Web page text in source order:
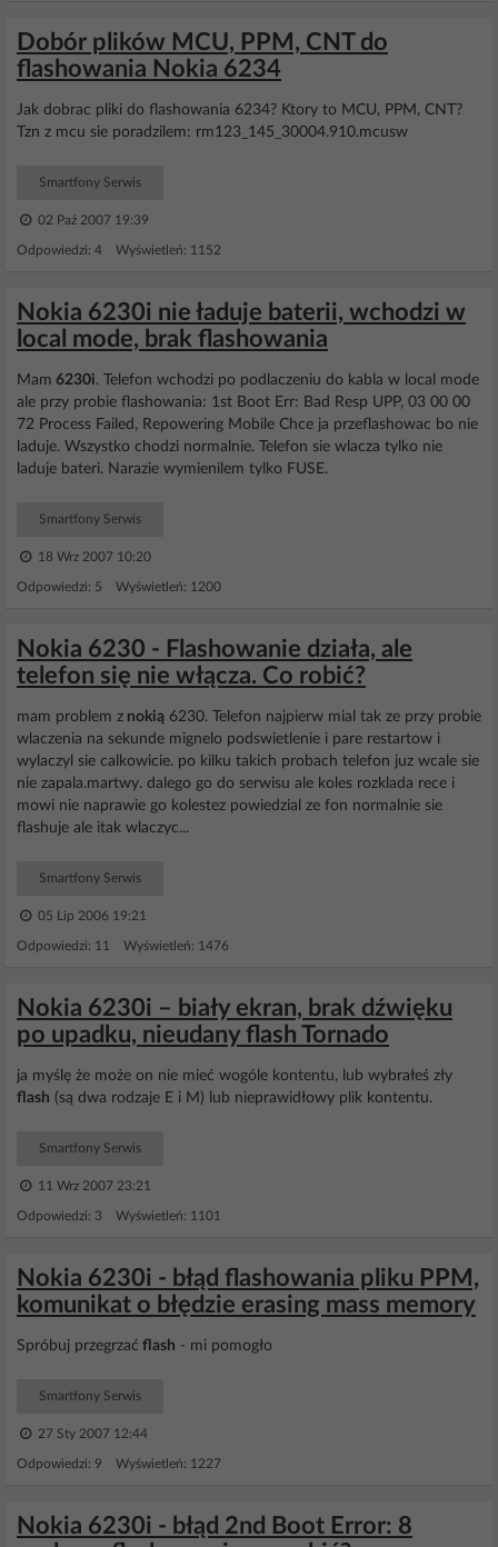
Dobór plików MCU, PPM, CNT do
flashowania Nokia 6234
Jak dobrac pliki do flashowania 6234? Ktory to MCU, PPM, CNT?
Tzn z mcu sie poradzilem: rm123_145_30004.910.mcusw
Smartfony Serwis
02 Paź 2007 19:39
Odpowiedzi: 4 Wyświetleń: 1152
Nokia 6230i nie ładuje baterii, wchodzi w
local mode, brak flashowania
Mam 6230i. Telefon wchodzi po podlaczeniu do kabla w local mode
ale przy probie flashowania: 1st Boot Err: Bad Resp UPP, 03 00 00
72 Process Failed, Repowering Mobile Chce ja przeflashowac bo nie
laduje. Wszystko chodzi normalnie. Telefon sie wlacza tylko nie
laduje bateri. Narazie wymienilem tylko FUSE.
Smartfony Serwis
18 Wrz 2007 10:20
Odpowiedzi: 5 Wyświetleń: 1200
Nokia 6230 - Flashowanie działa, ale
telefon się nie włącza. Co robić?
mam problem z nokią 6230. Telefon najpierw mial tak ze przy probie
wlaczenia na sekunde mignelo podswietlenie i pare restartow i
wylaczyl sie calkowicie. po kilku takich probach telefon juz wcale sie
nie zapala.martwy. dalego go do serwisu ale koles rozklada rece i
mowi nie naprawie go kolestez powiedzial ze fon normalnie sie
flashuje ale itak wlaczyc...
Smartfony Serwis
05 Lip 2006 19:21
Odpowiedzi: 11 Wyświetleń: 1476
Nokia 6230i – biały ekran, brak dźwięku
po upadku, nieudany flash Tornado
ja myślę że może on nie mieć wogóle kontentu, lub wybrałeś zły
flash (są dwa rodzaje E i M) lub nieprawidłowy plik kontentu.
Smartfony Serwis
11 Wrz 2007 23:21
Odpowiedzi: 3 Wyświetleń: 1101
Nokia 6230i - błąd flashowania pliku PPM,
komunikat o błędzie erasing mass memory
Spróbuj przegrzać flash - mi pomogło
Smartfony Serwis
27 Sty 2007 12:44
Odpowiedzi: 9 Wyświetleń: 1227
Nokia 6230i - błąd 2nd Boot Error: 8